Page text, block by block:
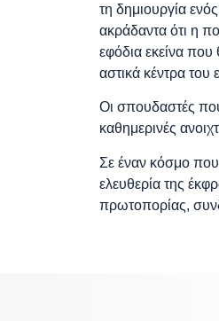
τη δημιουργία
ακράδαντα ότι η
εφόδια εκείνα
αστικά κέντρα του
Οι σπουδαστές
καθημερινές
Σε έναν κόσμο που
ελευθερία της
πρωτοπορίας,